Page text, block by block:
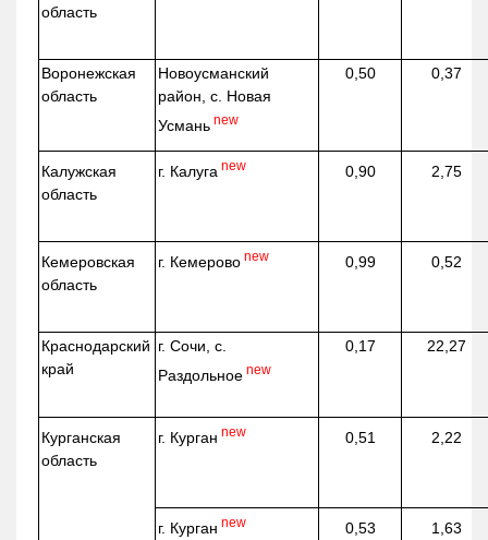
область
Воронежская
область
Новоусманский
район, с. Новая
Усмань new
0,50 0,37
Калужская
область
г. Калуга new 0,90 2,75
Кемеровская
область
г. Кемерово new 0,99 0,52
Краснодарский
край
г. Сочи, с.
Раздольное new
0,17 22,27
Курганская
область
г. Курган new 0,51 2,22
г. Курган new 0,53 1,63